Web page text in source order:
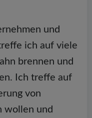
und
ich auf viele
brennen und
Ich treffe auf
von
wollen und